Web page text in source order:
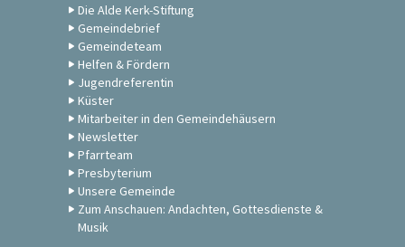
Die Alde Kerk-Stiftung
Gemeindebrief
Gemeindeteam
Helfen & Fördern
Jugendreferentin
Küster
Mitarbeiter in den Gemeindehäusern
Newsletter
Pfarrteam
Presbyterium
Unsere Gemeinde
Zum Anschauen: Andachten, Gottesdienste &
Musik